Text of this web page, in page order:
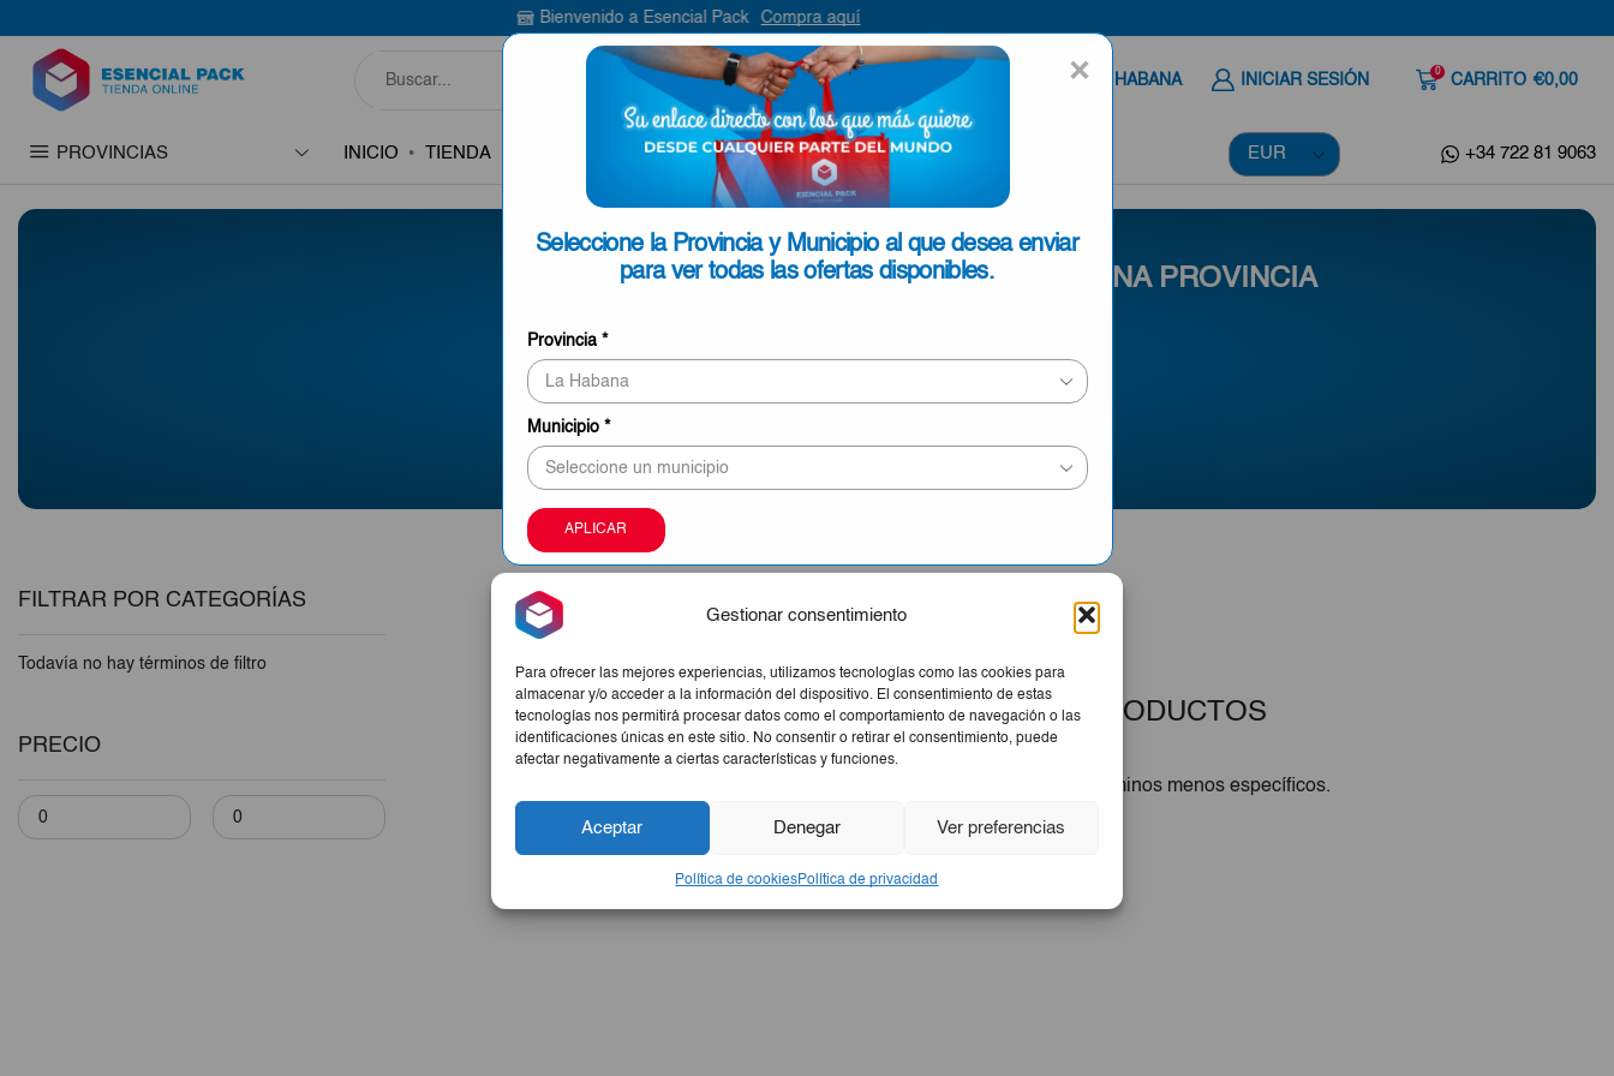
Gestionar consentimiento
Para ofrecer las mejores experiencias, utilizamos tecnologías como las cookies para
almacenar y/o acceder a la información del dispositivo. El consentimiento de estas
tecnologías nos permitirá procesar datos como el comportamiento de navegación o las
identificaciones únicas en este sitio. No consentir o retirar el consentimiento, puede
afectar negativamente a ciertas características y funciones.
Aceptar Denegar Ver preferencias
Política de cookiesPolítica de privacidad
×
Seleccione la Provincia y Municipio al que desea enviar
para ver todas las ofertas disponibles.
Provincia *
Municipio *
APLICAR
Bienvenido a Esencial Pack Compra aquí
SEARCH
INPUT
ENVIAR A LA HABANA INICIAR SESIÓN 0 CARRITO €0,00
PROVINCIAS INICIO TIENDA +34 722 81 9063
SELECCIONE UNA PROVINCIA
Información sobre envíos y tiempos de entrega
NO SE ENCONTRARON PRODUCTOS
Revise la ortografía o busque nuevamente con términos menos específicos.
Volver A La
FILTRAR POR CATEGORÍAS
Todavía no hay términos de filtro
PRECIO